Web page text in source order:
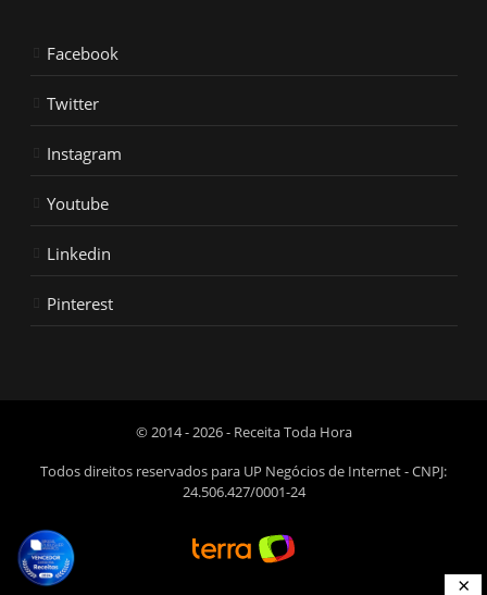
Facebook
Twitter
Instagram
Youtube
Linkedin
Pinterest
© 2014 - 2026 - Receita Toda Hora
Todos direitos reservados para UP Negócios de Internet - CNPJ:
24.506.427/0001-24
×